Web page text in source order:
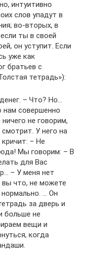
интуитивно
слов упадут в
во-вторых, в
ты в своей
он уступит. Если
уже как
братьев с
тетрадь»):
– Что? Но…
нам совершенно
не говорим,
У него на
– Не
Мы говорим: – В
для Вас
– У меня нет
что, не можете
… Он
за дверь и
больше не
вещи и
когда